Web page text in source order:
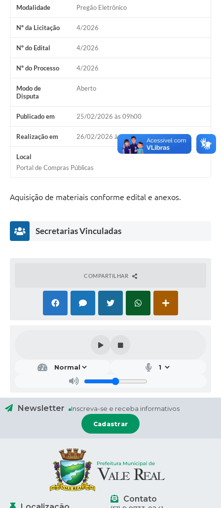
Modalidade Pregão Eletrônico
Nº da Licitação 4/2026
Nº do Edital 4/2026
Nº do Processo 4/2026
Modo de
Disputa
Aberto
Publicado em 25/02/2026 às 09h00
Realização em 26/02/2026 às 09h00
Local
Portal de Compras Públicas
Aquisição de materiais conforme edital e anexos.
Secretarias Vinculadas
etar
de
COMPARTILHAR
Newsletter Inscreva-se e receba informativos
Cadastrar
Contato